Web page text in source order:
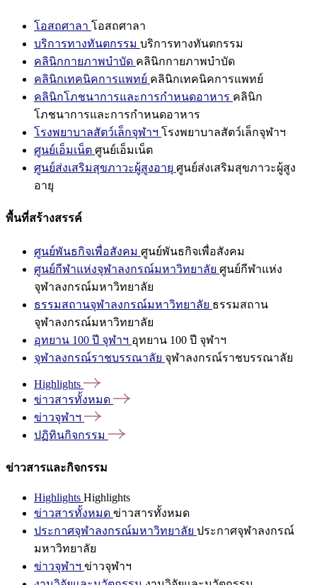
โอสถศาลา โอสถศาลา
บริการทางทันตกรรม บริการทางทันตกรรม
คลินิกกายภาพบำบัด คลินิกกายภาพบำบัด
คลินิกเทคนิคการแพทย์ คลินิกเทคนิคการแพทย์
คลินิกโภชนาการและการกำหนดอาหาร คลินิก
โภชนาการและการกำหนดอาหาร
โรงพยาบาลสัตว์เล็กจุฬาฯ โรงพยาบาลสัตว์เล็กจุฬาฯ
ศูนย์เอ็มเน็ต ศูนย์เอ็มเน็ต
ศูนย์ส่งเสริมสุขภาวะผู้สูงอายุ ศูนย์ส่งเสริมสุขภาวะผู้สูง
อายุ
พื้นที่สร้างสรรค์
ศูนย์พันธกิจเพื่อสังคม ศูนย์พันธกิจเพื่อสังคม
ศูนย์กีฬาแห่งจุฬาลงกรณ์มหาวิทยาลัย ศูนย์กีฬาแห่ง
จุฬาลงกรณ์มหาวิทยาลัย
ธรรมสถานจุฬาลงกรณ์มหาวิทยาลัย ธรรมสถาน
จุฬาลงกรณ์มหาวิทยาลัย
อุทยาน 100 ปี จุฬาฯ อุทยาน 100 ปี จุฬาฯ
จุฬาลงกรณ์ราชบรรณาลัย จุฬาลงกรณ์ราชบรรณาลัย
Highlights
ข่าวสารทั้งหมด
ข่าวจุฬาฯ
ปฏิทินกิจกรรม
ข่าวสารและกิจกรรม
Highlights Highlights
ข่าวสารทั้งหมด ข่าวสารทั้งหมด
ประกาศจุฬาลงกรณ์มหาวิทยาลัย ประกาศจุฬาลงกรณ์
มหาวิทยาลัย
ข่าวจุฬาฯ ข่าวจุฬาฯ